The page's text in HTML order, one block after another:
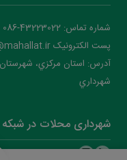
شماره تماس: 43223022-086
پست الکترونیک info@mahallat.ir
آدرس: استان مرکزي،
شهرداري
شهرداری محلات در شبکه